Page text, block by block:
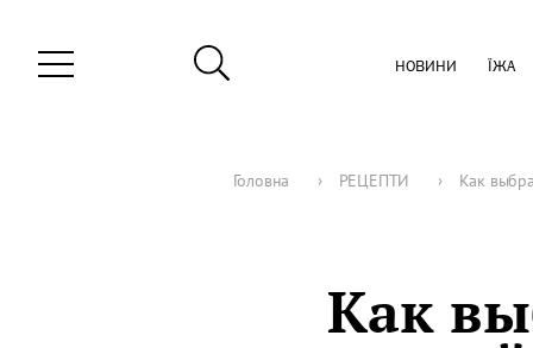
НОВИНИ ЇЖА
Головна › РЕЦЕПТИ › Как
Как